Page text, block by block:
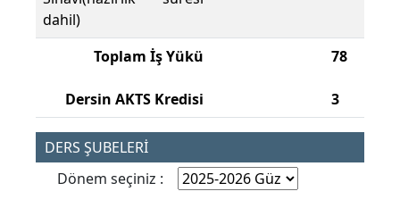
dahil)
Toplam İş Yükü
Dersin AKTS Kredisi
78
3
DERS ŞUBELERİ
Dönem seçiniz :